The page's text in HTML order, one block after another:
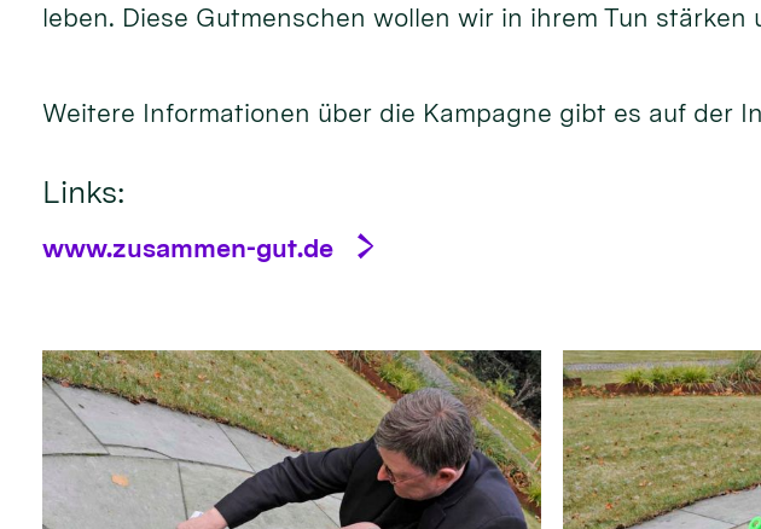
leben. Diese Gutmenschen wollen wir in ihrem Tun
Weitere Informationen über die Kampagne gibt es auf der
Links:
www.zusammen-gut.de